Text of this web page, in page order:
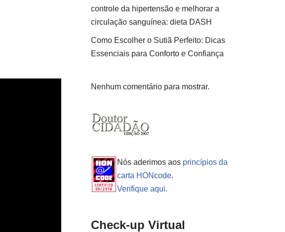
controle da hipertensão e melhorar a
circulação sanguínea: dieta DASH
Como Escolher o Sutiã Perfeito: Dicas
Essenciais para Conforto e Confiança
Nenhum comentário para mostrar.
Nós aderimos aos princípios da
carta HONcode.
Verifique aqui.
Check-up Virtual